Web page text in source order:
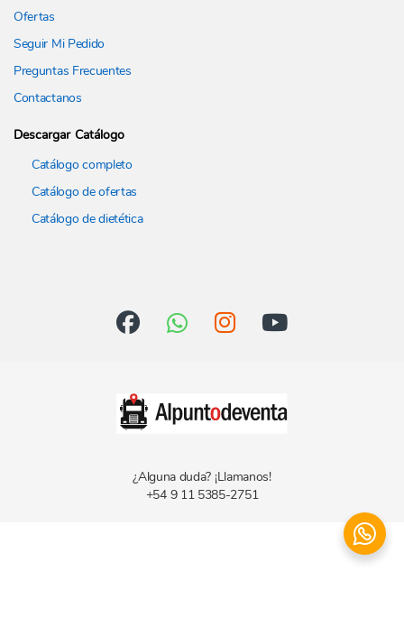
Ofertas
Seguir Mi Pedido
Preguntas Frecuentes
Contactanos
Descargar Catálogo
Catálogo completo
Catálogo de ofertas
Catálogo de dietética
¿Alguna duda? ¡Llamanos!
+54 9 11 5385-2751